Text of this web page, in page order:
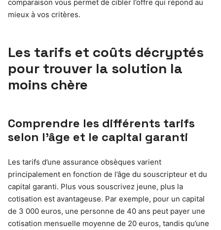
comparaison vous permet de cibler l’offre qui répond au
mieux à vos critères.
Les tarifs et coûts décryptés
pour trouver la solution la
moins chère
Comprendre les différents tarifs
selon l’âge et le capital garanti
Les tarifs d’une assurance obsèques varient
principalement en fonction de l’âge du souscripteur et du
capital garanti. Plus vous souscrivez jeune, plus la
cotisation est avantageuse. Par exemple, pour un capital
de 3 000 euros, une personne de 40 ans peut payer une
cotisation mensuelle moyenne de 20 euros, tandis qu’une